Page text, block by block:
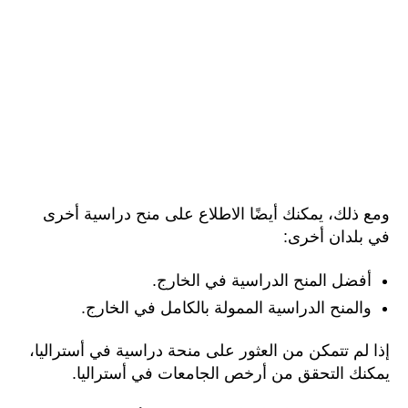
ومع ذلك، يمكنك أيضًا الاطلاع على منح دراسية أخرى
في بلدان أخرى:
أفضل المنح الدراسية في الخارج.
والمنح الدراسية الممولة بالكامل في الخارج.
إذا لم تتمكن من العثور على منحة دراسية في أستراليا،
يمكنك التحقق من أرخص الجامعات في أستراليا.